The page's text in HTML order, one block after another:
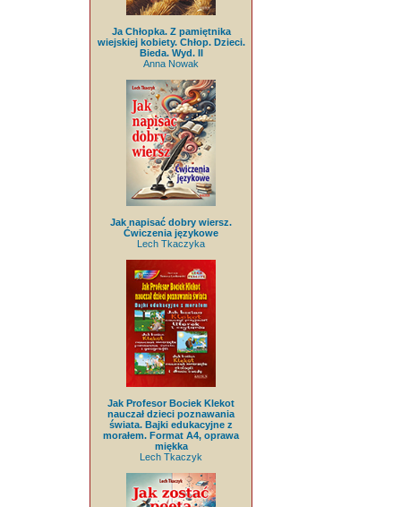
Ja Chłopka. Z pamiętnika
wiejskiej kobiety. Chłop. Dzieci.
Bieda. Wyd. II
Anna Nowak
Jak napisać dobry wiersz.
Ćwiczenia językowe
Lech Tkaczyka
Jak Profesor Bociek Klekot
nauczał dzieci poznawania
świata. Bajki edukacyjne z
morałem. Format A4, oprawa
miękka
Lech Tkaczyk